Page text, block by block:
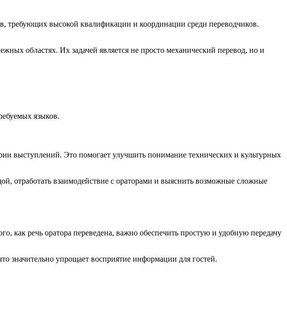
требующих высокой квалификации и координации среди переводчиков.
областях. Их задачей является не просто механический перевод, но и
языков.
выступлений. Это помогает улучшить понимание технических и культурных
отработать взаимодействие с ораторами и выяснить возможные сложные
как речь оратора переведена, важно обеспечить простую и удобную передачу
значительно упрощает восприятие информации для гостей.